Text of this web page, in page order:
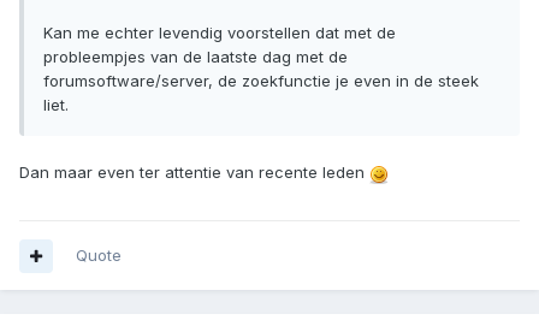
Kan me echter levendig voorstellen dat met de
probleempjes van de laatste dag met de
forumsoftware/server, de zoekfunctie je even in de steek
liet.
Dan maar even ter attentie van recente leden
Quote